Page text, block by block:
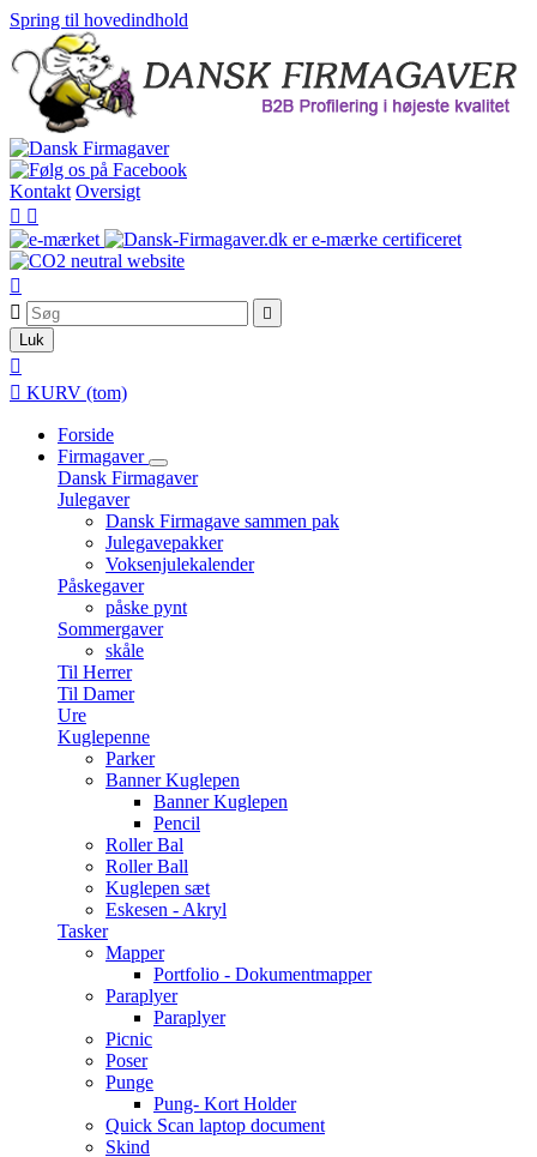
Spring til hovedindhold
Kontakt Oversigt
 



Luk

 KURV (tom)
Forside
Firmagaver
Dansk Firmagaver
Julegaver
Dansk Firmagave sammen pak
Julegavepakker
Voksenjulekalender
Påskegaver
påske pynt
Sommergaver
skåle
Til Herrer
Til Damer
Ure
Kuglepenne
Parker
Banner Kuglepen
Banner Kuglepen
Pencil
Roller Bal
Roller Ball
Kuglepen sæt
Eskesen - Akryl
Tasker
Mapper
Portfolio - Dokumentmapper
Paraplyer
Paraplyer
Picnic
Poser
Punge
Pung- Kort Holder
Quick Scan laptop document
Skind